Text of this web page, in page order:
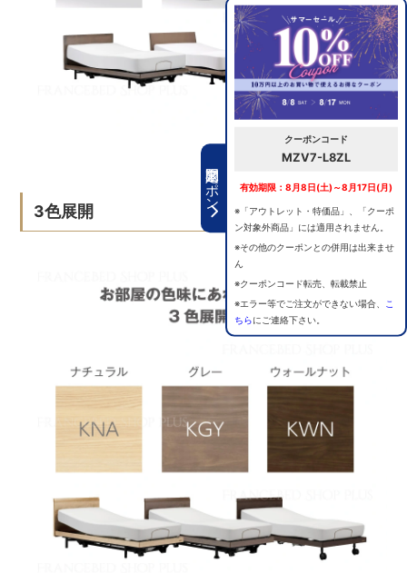
期間限定クーポン
クーポンコード
MZV7-L8ZL
有効期限：8月8日(土)～8月17日(月)
※「アウトレット・特価品」、「クーポ
ン対象外商品」には適用されません。
※その他のクーポンとの併用は出来ませ
ん
※クーポンコード転売、転載禁止
※エラー等でご注文ができない場合、
こ
ちらにご連絡下さい。
3色展開